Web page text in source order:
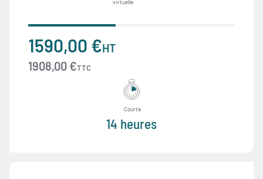
virtuelle
1590,00 €HT
1908,00 €TTC
Courte
14 heures